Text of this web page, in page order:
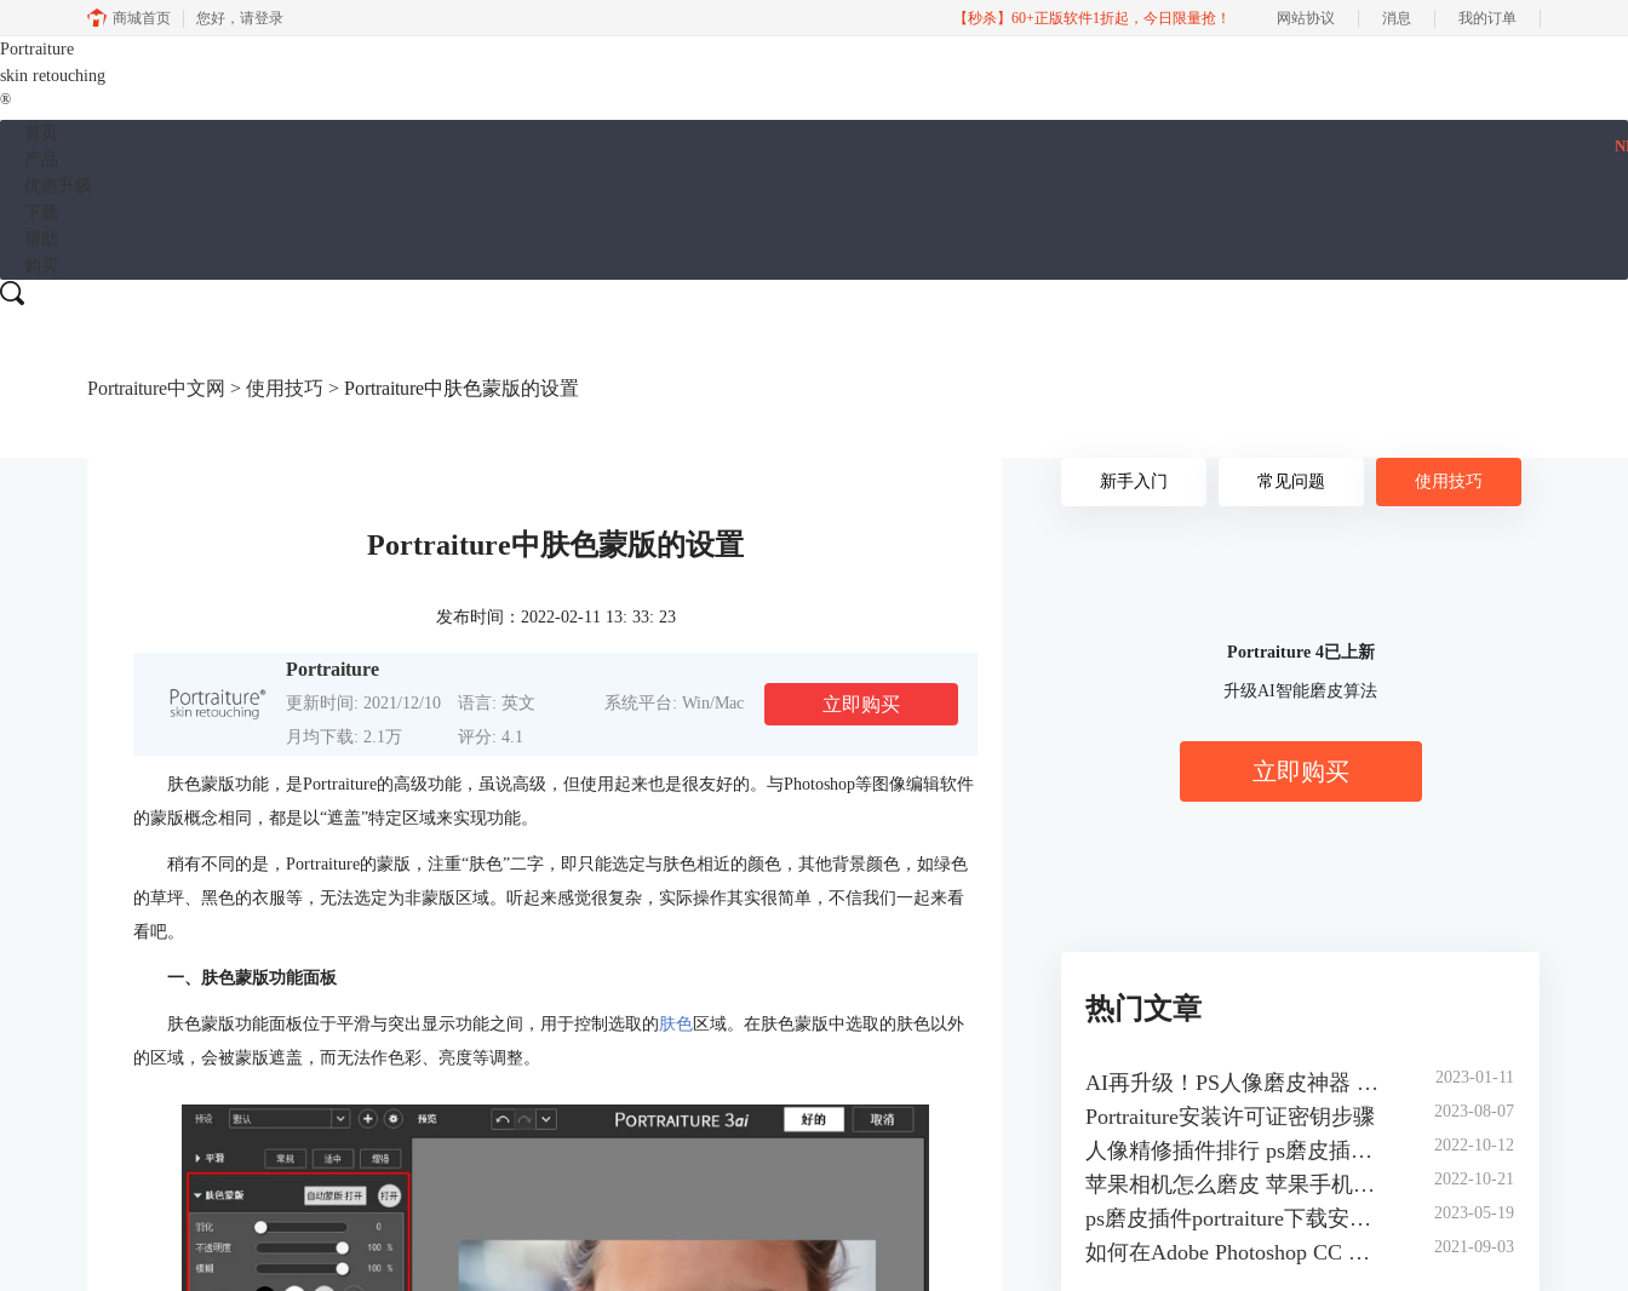
商城首页 您好， 请登录 【秒杀】60+正版软件1折起，今日限量抢！ 网站协议 消息 我的订单
Portraiture
skin retouching
®
Portraiture中文网 > 使用技巧 > Portraiture中肤色蒙版的设置
Portraiture中肤色蒙版的设置
发布时间：2022-02-11 13: 33: 23
Portraiture
更新时间: 2021/12/10 语言: 英文
系统平台: Win/Mac
月均下载: 2.1万
评分: 4.1
立即购买
肤色蒙版功能，是Portraiture的高级功能，虽说高级，但使用起来也是很友好的。与Photoshop等图像编辑软件
的蒙版概念相同，都是以“遮盖”特定区域来实现功能。
稍有不同的是，Portraiture的蒙版，注重“肤色”二字，即只能选定与肤色相近的颜色，其他背景颜色，如绿色
的草坪、黑色的衣服等，无法选定为非蒙版区域。听起来感觉很复杂，实际操作其实很简单，不信我们一起来看
看吧。
一、肤色蒙版功能面板
肤色蒙版功能面板位于平滑与突出显示功能之间，用于控制选取的 肤色区域。在肤色蒙版中选取的肤色以外
的区域，会被蒙版遮盖，而无法作色彩、亮度等调整。
新手入门 常见问题 使用技巧
Portraiture 4已上新
升级AI智能磨皮算法
立即购买
热门文章
AI再升级！PS人像磨皮神器 Portraiture 4 官方中文版正式上线 2023-01-11
Portraiture安装许可证密钥步骤 2023-08-07
人像精修插件排行 ps磨皮插件哪个效果好 2022-10-12
苹果相机怎么磨皮 苹果手机怎么磨皮 2022-10-21
ps磨皮插件portraiture下载安装方法 ps磨皮插件怎么用 2023-05-19
如何在Adobe Photoshop CC 安装 Portraiture 3插件 2021-09-03